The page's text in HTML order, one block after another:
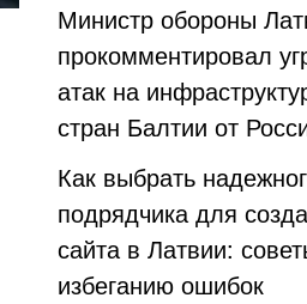
Министр обороны
прокомментировал
атак на
стран Балтии от
Как выбрать
подрядчика для
сайта в Латвии:
избеганию ошибок